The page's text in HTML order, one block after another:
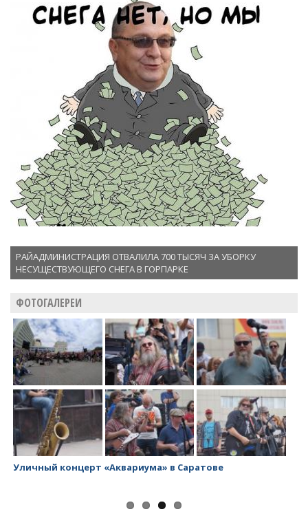
РАЙАДМИНИСТРАЦИЯ ОТВАЛИЛА 700 ТЫСЯЧ ЗА УБОРКУ
НЕСУЩЕСТВУЮЩЕГО СНЕГА В ГОРПАРКЕ
ФОТОГАЛЕРЕИ
«Аквариума» в Саратове Заводской район